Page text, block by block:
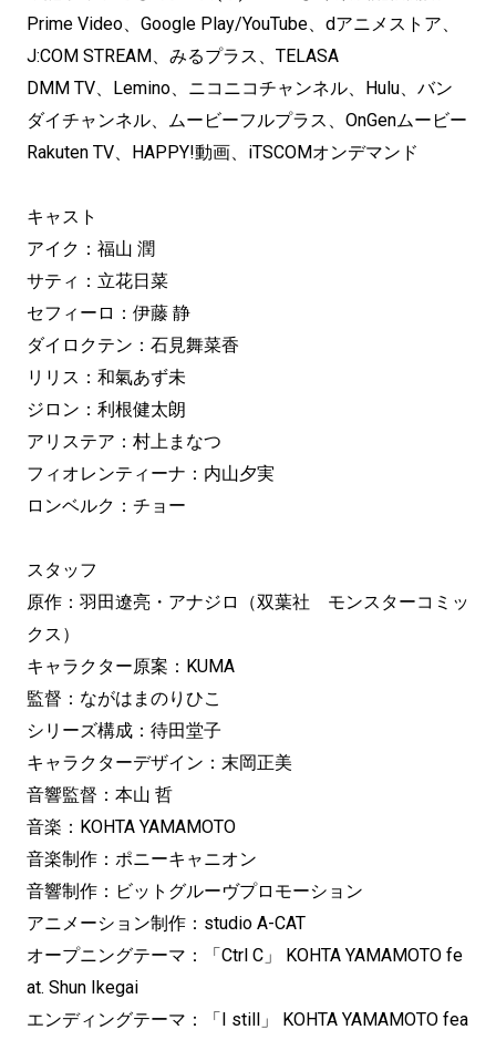
Prime Video、Google Play/YouTube、dアニメストア、
J:COM STREAM、みるプラス、TELASA
DMM TV、Lemino、ニコニコチャンネル、Hulu、バン
ダイチャンネル、ムービーフルプラス、OnGenムービー
Rakuten TV、HAPPY!動画、iTSCOMオンデマンド
キャスト
アイク：福山 潤
サティ：立花日菜
セフィーロ：伊藤 静
ダイロクテン：石見舞菜香
リリス：和氣あず未
ジロン：利根健太朗
アリステア：村上まなつ
フィオレンティーナ：内山夕実
ロンベルク：チョー
スタッフ
原作：羽田遼亮・アナジロ（双葉社 モンスターコミッ
クス）
キャラクター原案：KUMA
監督：ながはまのりひこ
シリーズ構成：待田堂子
キャラクターデザイン：末岡正美
音響監督：本山 哲
音楽：KOHTA YAMAMOTO
音楽制作：ポニーキャニオン
音響制作：ビットグルーヴプロモーション
アニメーション制作：studio A-CAT
オープニングテーマ：「Ctrl C」 KOHTA YAMAMOTO fe
at. Shun Ikegai
エンディングテーマ：「I still」 KOHTA YAMAMOTO fea